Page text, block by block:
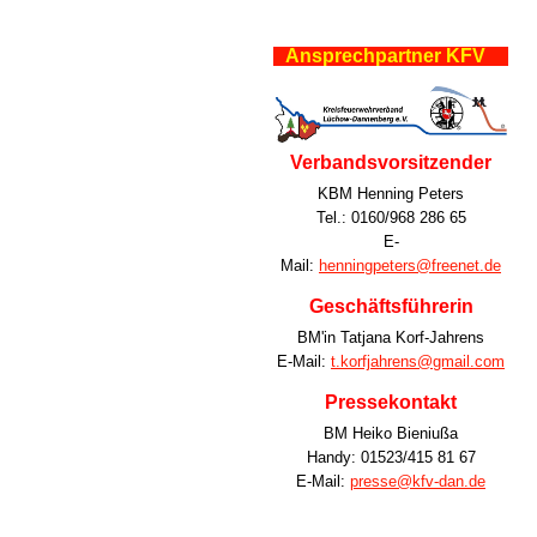
Ansprechpartner KFV
Verbandsvorsitzender
KBM Henning Peters
Tel.: 0160/968 286 65
E-
Mail: henningpeters@freenet.de
Geschäftsführerin
BM'in Tatjana Korf-Jahrens
E-Mail: t.korfjahrens@gmail.com
Pressekontakt
BM Heiko Bieniußa
Handy: 01523/415 81 67
E-Mail: presse@kfv-dan.de